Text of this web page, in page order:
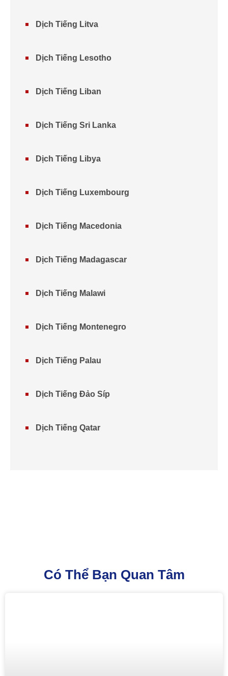
Dịch Tiếng Litva
Dịch Tiếng Lesotho
Dịch Tiếng Liban
Dịch Tiếng Sri Lanka
Dịch Tiếng Libya
Dịch Tiếng Luxembourg
Dịch Tiếng Macedonia
Dịch Tiếng Madagascar
Dịch Tiếng Malawi
Dịch Tiếng Montenegro
Dịch Tiếng Palau
Dịch Tiếng Đảo Síp
Dịch Tiếng Qatar
Có Thể Bạn Quan Tâm